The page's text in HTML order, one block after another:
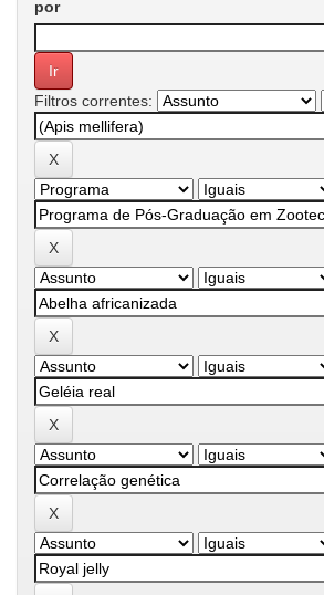
por
Filtros correntes: